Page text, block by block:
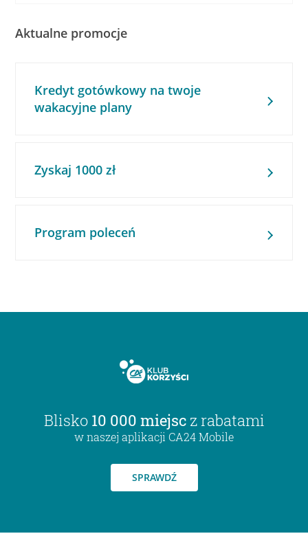
Aktualne promocje
Kredyt gotówkowy na twoje
wakacyjne plany
Zyskaj 1000 zł
Program poleceń
Blisko 10 000 miejsc z rabatami
w naszej aplikacji CA24 Mobile
SPRAWDŹ